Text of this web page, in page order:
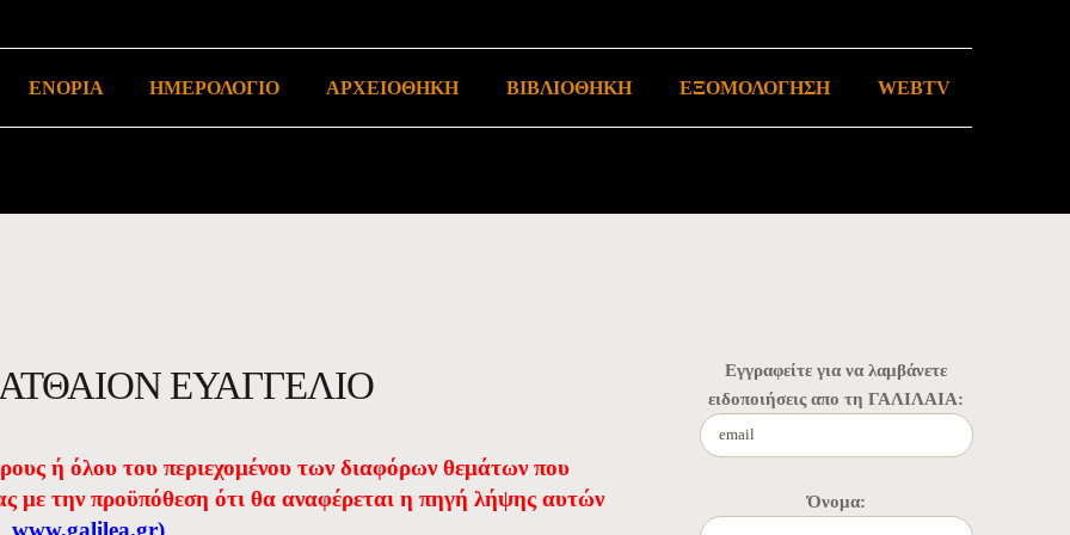
ΕΝΟΡΙΑ ΗΜΕΡΟΛΟΓΙΟ ΑΡΧΕΙΟΘΗΚΗ ΒΙΒΛΙΟΘΗΚΗ ΕΞΟΜΟΛΟΓΗΣΗ WEBTV
ΕΥΑΓΓΕΛΙΟ
ή όλου του περιεχομένου των διαφόρων θεμάτων που
με την προϋπόθεση ότι θα αναφέρεται η πηγή λήψης αυτών
www.galilea.gr)
Εγγραφείτε για να λαμβάνετε
ειδοποιήσεις απο τη ΓΑΛΙΛΑΙΑ:
Όνομα: